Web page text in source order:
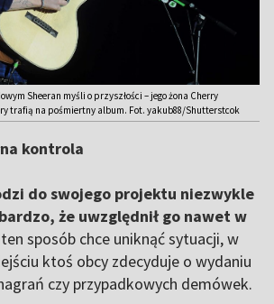
Sheeran myśli o przyszłości – jego żona Cherry
trafią na pośmiertny album. Fot. yakub88/Shutterstcok
kontrola
do swojego projektu niezwykle
że uwzględnił go nawet w
ten sposób chce uniknąć sytuacji, w
ktoś obcy zdecyduje o wydaniu
czy przypadkowych demówek.